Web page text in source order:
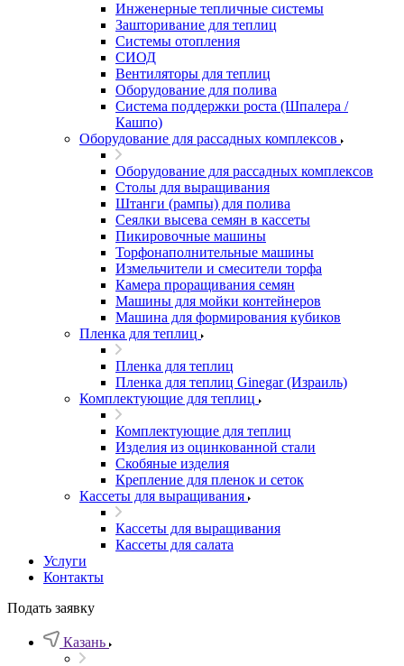
Инженерные тепличные системы
Зашторивание для теплиц
Системы отопления
СИОД
Вентиляторы для теплиц
Оборудование для полива
Система поддержки роста (Шпалера /
Кашпо)
Оборудование для рассадных комплексов
Оборудование для рассадных комплексов
Столы для выращивания
Штанги (рампы) для полива
Сеялки высева семян в кассеты
Пикировочные машины
Торфонаполнительные машины
Измельчители и смесители торфа
Камера проращивания семян
Машины для мойки контейнеров
Машина для формирования кубиков
Пленка для теплиц
Пленка для теплиц
Пленка для теплиц Ginegar (Израиль)
Комплектующие для теплиц
Комплектующие для теплиц
Изделия из оцинкованной стали
Скобяные изделия
Крепление для пленок и сеток
Кассеты для выращивания
Кассеты для выращивания
Кассеты для салата
Услуги
Контакты
Подать заявку
Казань